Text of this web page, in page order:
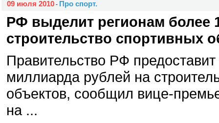
09 июля 2010 - Про спорт.
РФ выделит регионам более
строительство спортивных
Правительство РФ
миллиарда рублей на
объектов, сообщил вице-
на ...